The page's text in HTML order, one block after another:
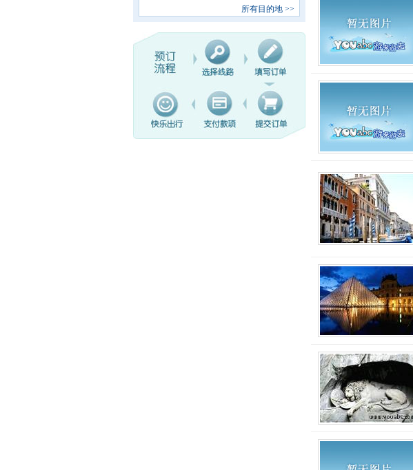
所有目的地 >>